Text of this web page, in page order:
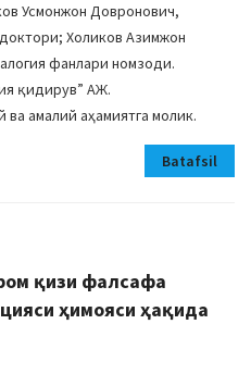
Усмонжон Довронович,
Холиков Азимжон
фанлари номзоди.
қидирув” АЖ.
амалий аҳамиятга молик.
Batafsil
қизи фалсафа
ҳимояси ҳақида